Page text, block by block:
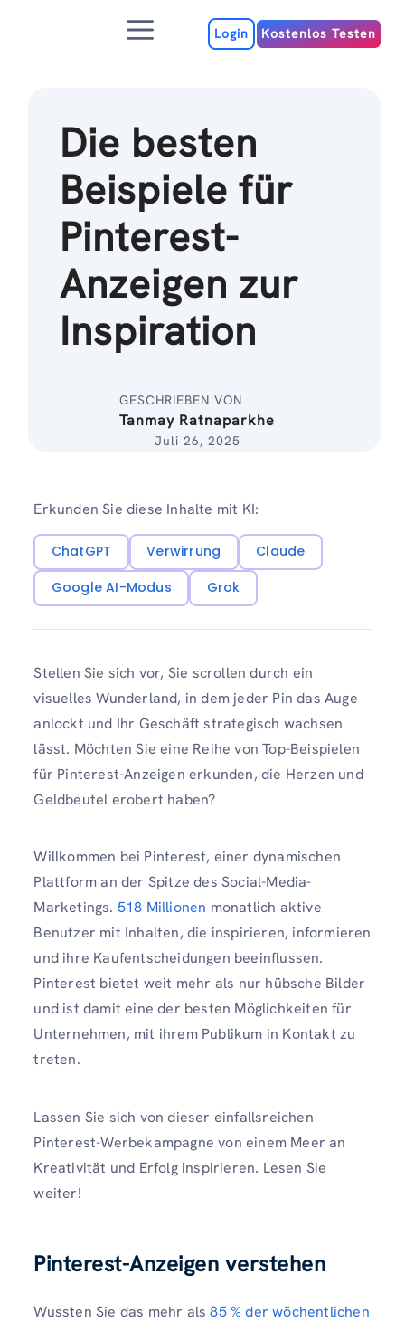
MenuLogin Kostenlos Testen
Die besten
Beispiele für
Pinterest-
Anzeigen zur
Inspiration
GESCHRIEBEN VON
Tanmay Ratnaparkhe
Juli 26, 2025
Erkunden Sie diese Inhalte mit KI:
ChatGPT Verwirrung
Claude
Google AI-Modus
Grok
Stellen Sie sich vor, Sie scrollen durch ein
visuelles Wunderland, in dem jeder Pin das Auge
anlockt und Ihr Geschäft strategisch wachsen
lässt. Möchten Sie eine Reihe von Top-Beispielen
für Pinterest-Anzeigen erkunden, die Herzen und
Geldbeutel erobert haben?
Willkommen bei Pinterest, einer dynamischen
Plattform an der Spitze des Social-Media-
Marketings. 518 Millionen monatlich aktive
Benutzer mit Inhalten, die inspirieren, informieren
und ihre Kaufentscheidungen beeinflussen.
Pinterest bietet weit mehr als nur hübsche Bilder
und ist damit eine der besten Möglichkeiten für
Unternehmen, mit ihrem Publikum in Kontakt zu
treten.
Lassen Sie sich von dieser einfallsreichen
Pinterest-Werbekampagne von einem Meer an
Kreativität und Erfolg inspirieren. Lesen Sie
weiter!
Pinterest-Anzeigen verstehen
Wussten Sie das mehr als85 % der wöchentlichen